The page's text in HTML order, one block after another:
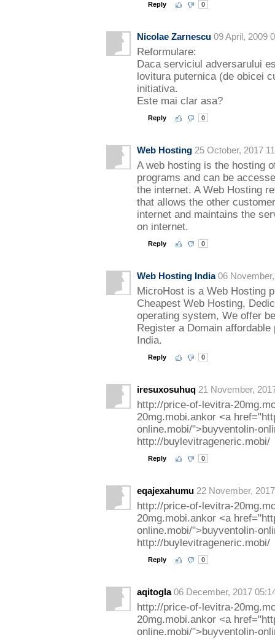
Reply 0
Nicolae Zarnescu 09 April, 2009
Reformulare:
Daca serviciul adversarului
lovitura puternica (de obicei
initiativa.
Este mai clar asa?
Reply 0
Web Hosting 25 October, 2017
A web hosting is the hosting
programs and can be
the internet. A Web Hosting
that allows the other
internet and maintains the
on internet.
Reply 0
Web Hosting India 06
MicroHost is a Web Hosting
Cheapest Web Hosting,
operating system, We offer
Register a Domain
India.
Reply 0
iresuxosuhuq 21 November,
http://price-of-levitra-
20mg.mobi.ankor <a
online.mobi/">buyventolin-
http://buylevitrageneric.mobi/
Reply 0
eqajexahumu 22 November,
http://price-of-levitra-
20mg.mobi.ankor <a
online.mobi/">buyventolin-
http://buylevitrageneric.mobi/
Reply 0
aqitogla 06 December, 2017
http://price-of-levitra-
20mg.mobi.ankor <a
online.mobi/">buyventolin-